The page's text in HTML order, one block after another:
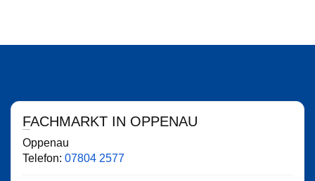
FACHMARKT IN OPPENAU
Oppenau
Telefon: 07804 2577